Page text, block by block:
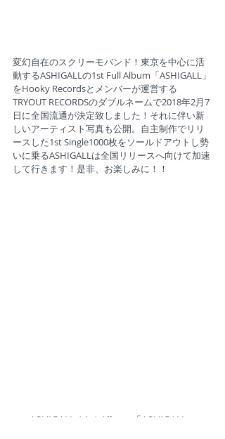
変幻自在のスクリーモバンド！東京を中心に活
動するASHIGALLの1st Full Album「ASHIGALL」
をHooky Recordsとメンバーが運営する
TRYOUT RECORDSのダブルネームで2018年2月7
日に全国流通が決定致しました！それに伴い新
しいアーティスト写真も公開。自主制作でリリ
ースした1st Single1000枚をソールドアウトし勢
いに乗るASHIGALLは全国リリースへ向けて加速
して行きます！是非、お楽しみに！！
ASHIGALL / 1st Album「ASHIGALL」